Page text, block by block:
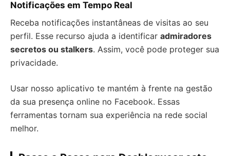
Notificações em Tempo Real
Receba notificações instantâneas de visitas ao seu
perfil. Esse recurso ajuda a identificar admiradores
secretos ou stalkers. Assim, você pode proteger sua
privacidade.
Usar nosso aplicativo te mantém à frente na gestão
da sua presença online no Facebook. Essas
ferramentas tornam sua experiência na rede social
melhor.